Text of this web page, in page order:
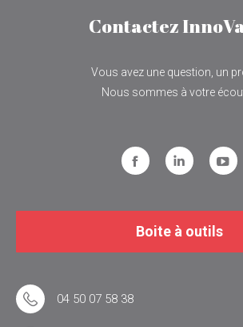
Contactez
Vous avez une question, un
Nous sommes à votre
FacebookLinkedIn
Boite à outils
04 50 07 58 38